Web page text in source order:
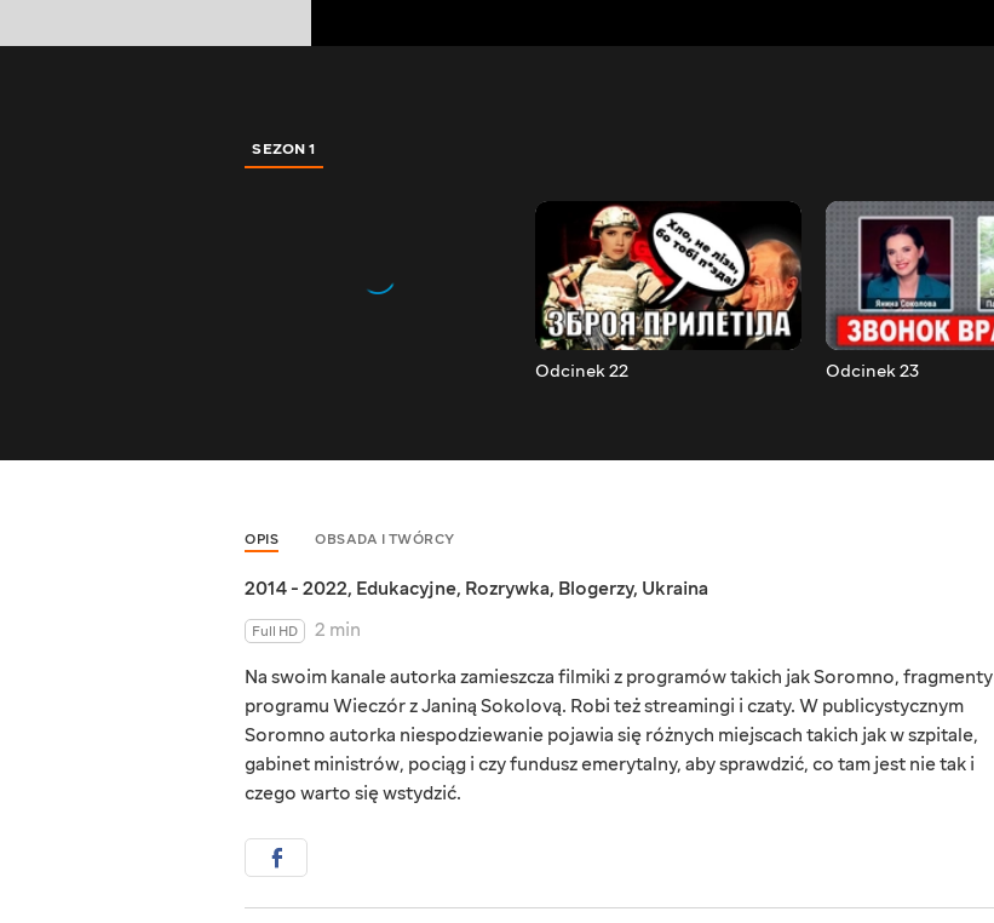
SEZON 1
Odcinek 22 Odcinek 23
OPIS OBSADA I TWÓRCY
2014 - 2022, Edukacyjne, Rozrywka, Blogerzy, Ukraina
Full HD
2 min
Na swoim kanale autorka zamieszcza filmiki z programów takich jak Soromno, fragmenty
programu Wieczór z Janiną Sokolovą. Robi też streamingi i czaty. W publicystycznym
Soromno autorka niespodziewanie pojawia się różnych miejscach takich jak w szpitale,
gabinet ministrów, pociąg i czy fundusz emerytalny, aby sprawdzić, co tam jest nie tak i
czego warto się wstydzić.